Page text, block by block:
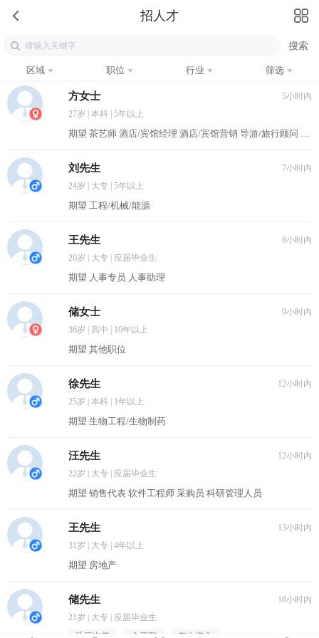
招人才
区域 职位 行业 筛选
方女士
5小时内
27岁 | 本科 | 5年以上
期望 茶艺师 酒店/宾馆经理 酒店/宾馆营销 导游/旅行顾问 培训经理/主管
刘先生
7小时内
24岁 | 大专 | 5年以上
期望 工程/机械/能源
王先生
8小时内
20岁 | 大专 | 应届毕业生
期望 人事专员 人事助理
储女士
9小时内
36岁 | 高中 | 10年以上
期望 其他职位
徐先生
12小时内
25岁 | 本科 | 1年以上
期望 生物工程/生物制药
汪先生
12小时内
22岁 | 大专 | 应届毕业生
期望 销售代表 软件工程师 采购员 科研管理人员
王先生
13小时内
31岁 | 大专 | 4年以上
期望 房地产
储先生
16小时内
21岁 | 大专 | 应届毕业生
适应出差
会开车 有上进心